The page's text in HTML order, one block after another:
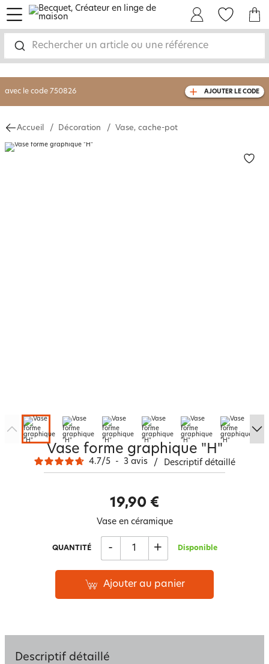
Rechercher un article ou une référence
menu
-30% sur votre commandedès 2 articles
livraison GRATUITEdès 110€ d'achat
avec le code 750826 AJOUTER LE CODE
Accueil Décoration Vase, cache-pot
Vase forme graphique "H"
4.7/5 - 3 avis / Descriptif détaillé
19,90 €
Vase en céramique
QUANTITÉ - + Disponible
Ajouter au panier
Descriptif détaillé